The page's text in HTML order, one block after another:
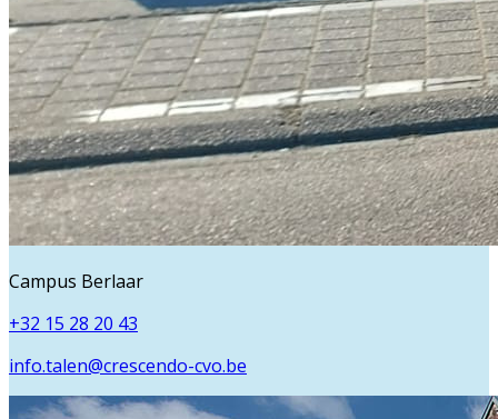
Campus Berlaar
+32 15 28 20 43
info.talen@crescendo-cvo.be